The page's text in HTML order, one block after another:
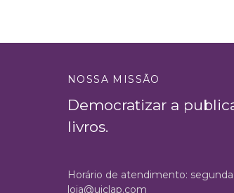
NOSSA MISSÃO
Democratizar a
livros.
Horário de atendimento:
loja@uiclap.com